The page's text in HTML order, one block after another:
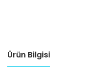
Ürün Bilgisi